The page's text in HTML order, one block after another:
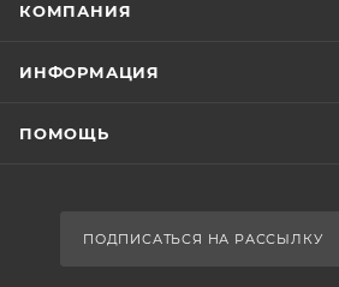
КОМПАНИЯ
ИНФОРМАЦИЯ
ПОМОЩЬ
ПОДПИСАТЬСЯ НА РАССЫЛКУ